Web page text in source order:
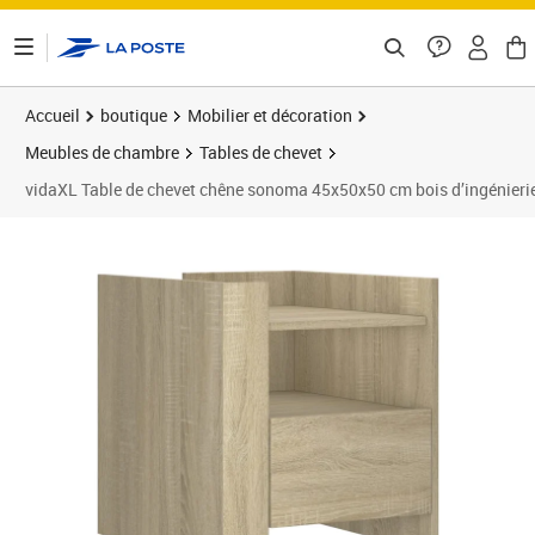
Accueil boutique
Mobilier et décoration
Meubles de chambre
Tables de chevet
vidaXL Table de chevet chêne sonoma 45x50x50 cm bois